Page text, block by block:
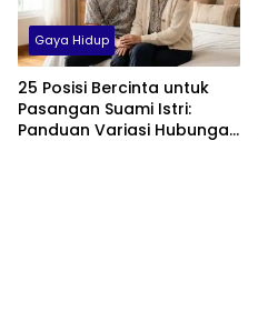
Gaya Hidup
25 Posisi Bercinta untuk
Pasangan Suami Istri:
Panduan Variasi Hubungan